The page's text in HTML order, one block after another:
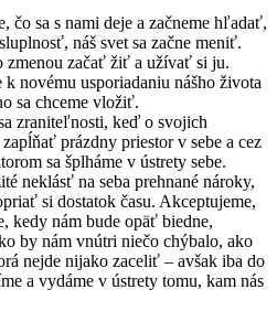
čo sa s nami deje a začneme hľadať,
náš svet sa začne meniť.
zmenou začať žiť a užívať si ju.
novému usporiadaniu nášho života
sa chceme vložiť.
zraniteľnosti, keď o svojich
prázdny priestor v sebe a cez
sa šplháme v ústrety sebe.
neklásť na seba prehnané nároky,
si dostatok času. Akceptujeme,
kedy nám bude opäť biedne,
by nám vnútri niečo chýbalo, ako
nejde nijako zaceliť – avšak iba do
a vydáme v ústrety tomu, kam nás